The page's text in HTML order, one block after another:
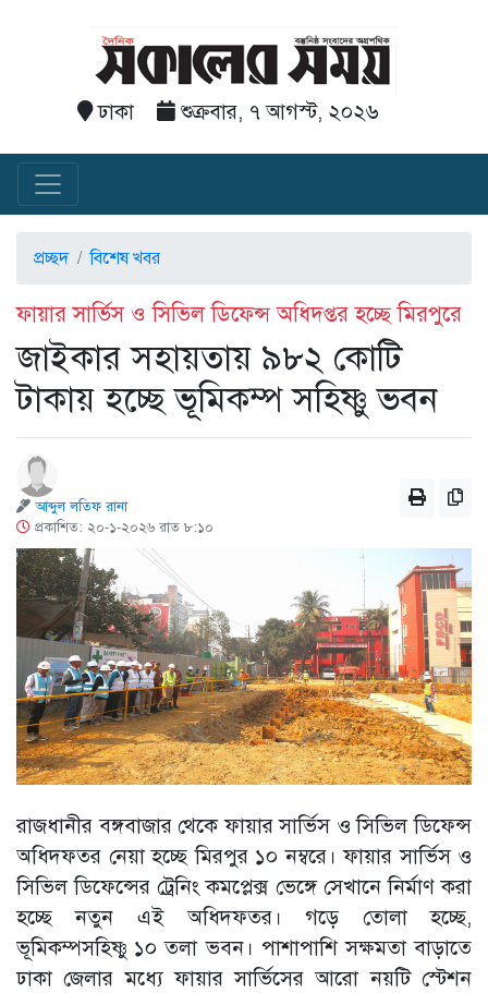
ঢাকা শুক্রবার, ৭ আগস্ট, ২০২৬
প্রচ্ছদ বিশেষ খবর
ফায়ার সার্ভিস ও সিভিল ডিফেন্স অধিদপ্তর হচ্ছে মিরপুরে
জাইকার সহায়তায় ৯৮২ কোটি
টাকায় হচ্ছে ভূমিকম্প সহিষ্ণু ভবন
আব্দুল লতিফ রানা
প্রকাশিত: ২০-১-২০২৬ রাত ৮:১০
রাজধানীর বঙ্গবাজার থেকে ফায়ার সার্ভিস ও সিভিল ডিফেন্স
অধিদফতর নেয়া হচ্ছে মিরপুর ১০ নম্বরে। ফায়ার সার্ভিস ও
সিভিল ডিফেন্সের ট্রেনিং কমপ্লেক্স ভেঙ্গে সেখানে নির্মাণ করা
হচ্ছে নতুন এই অধিদফতর। গড়ে তোলা হচ্ছে,
ভূমিকম্পসহিষ্ণু ১০ তলা ভবন। পাশাপাশি সক্ষমতা বাড়াতে
ঢাকা জেলার মধ্যে ফায়ার সার্ভিসের আরো নয়টি স্টেশন